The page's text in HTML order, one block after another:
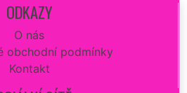
ODKAZY
O nás
obchodní podmínky